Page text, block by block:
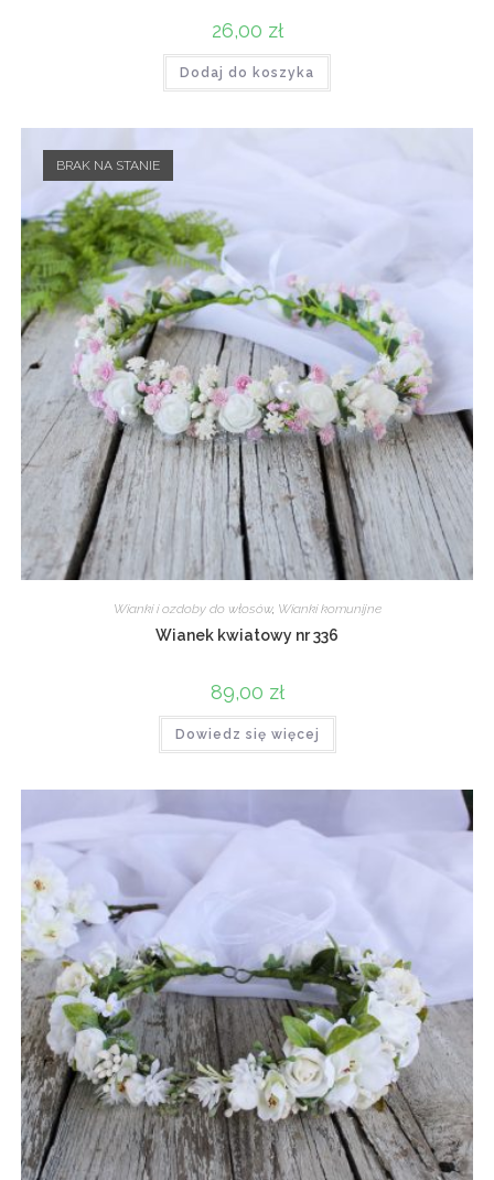
26,00 zł
Dodaj do koszyka
BRAK NA STANIE
Wianki i ozdoby do włosów, Wianki komunijne
Wianek kwiatowy nr 336
89,00 zł
Dowiedz się więcej